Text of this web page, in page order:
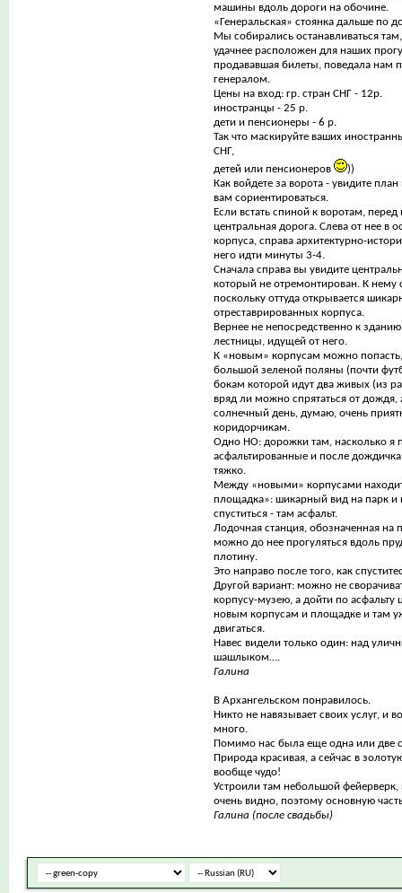
машины вдоль дороги на обочине.
«Генеральская» стоянка дальше по
Мы собирались останавливаться
удачнее расположен для наших
продававшая билеты, поведала нам
генералом.
Цены на вход: гр. стран СНГ - 12р.
иностранцы - 25 р.
дети и пенсионеры - 6 р.
Так что маскируйте ваших
СНГ,
детей или пенсионеров
))
Как войдете за ворота - увидите
вам сориентироваться.
Если встать спиной к воротам, перед
центральная дорога. Слева от нее в
корпуса, справа архитектурно-
него идти минуты 3-4.
Сначала справа вы увидите
который не отремонтирован. К нему
поскольку оттуда открывается
отреставрированных корпуса.
Вернее не непосредственно к
лестницы, идущей от него.
К «новым» корпусам можно
большой зеленой поляны (почти
бокам которой идут два живых (из
вряд ли можно спрятаться от дождя,
солнечный день, думаю, очень
коридорчикам.
Одно НО: дорожки там, насколько я
асфальтированные и после дождичка
тяжко.
Между «новыми» корпусами
площадка»: шикарный вид на парк
спуститься - там асфальт.
Лодочная станция, обозначенная на
можно до нее прогуляться вдоль
плотину.
Это направо после того, как
Другой вариант: можно не
корпусу-музею, а дойти по асфальту
новым корпусам и площадке и там
двигаться.
Навес видели только один: над
шашлыком….
Галина
В Архангельском понравилось.
Никто не навязывает своих услуг, и
много.
Помимо нас была еще одна или две
Природа красивая, а сейчас в
вообще чудо!
Устроили там небольшой фейерверк,
очень видно, поэтому основную
Галина (после свадьбы)